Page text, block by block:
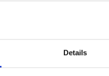
Details
Speichervorgänge in Servern
von Rechen- und
Sicherheitsstandards